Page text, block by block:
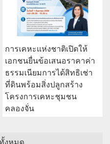
การเคหะแห่งชาติเปิดให้
เอกชนยื่นข้อเสนอราคาค่า
ธรรมเนียมการได้สิทธิเช่า
ที่ดินพร้อมสิ่งปลูกสร้าง
โครงการเคหะชุมชน
คลองจั่น